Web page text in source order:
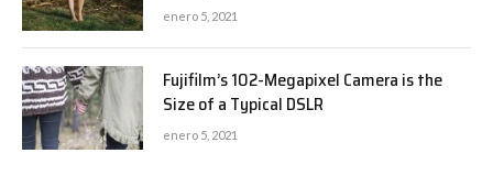
enero 5, 2021
Fujifilm’s 102-Megapixel Camera is the
Size of a Typical DSLR
enero 5, 2021